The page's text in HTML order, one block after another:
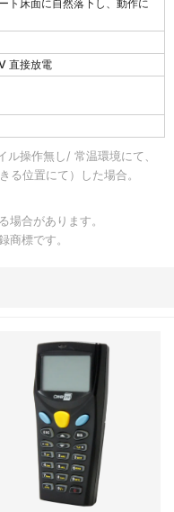
ト床面に自然落下し、動作に
直接放電
ル操作無し/ 常温環境にて、
る位置にて）した場合。
場合があります。
商標です。